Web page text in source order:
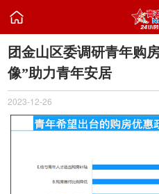

团金山区委调研青年购
像”助力青年安居
2023-12-26